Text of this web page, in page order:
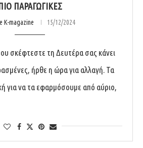
ΠΑΡΑΓΩΓΙΚΕΣ
K-magazine 15/12/2024
σκέφτεστε τη Δευτέρα σας κάνει
ήρθε η ώρα για αλλαγή. Τα
για να τα εφαρμόσουμε από αύριο,